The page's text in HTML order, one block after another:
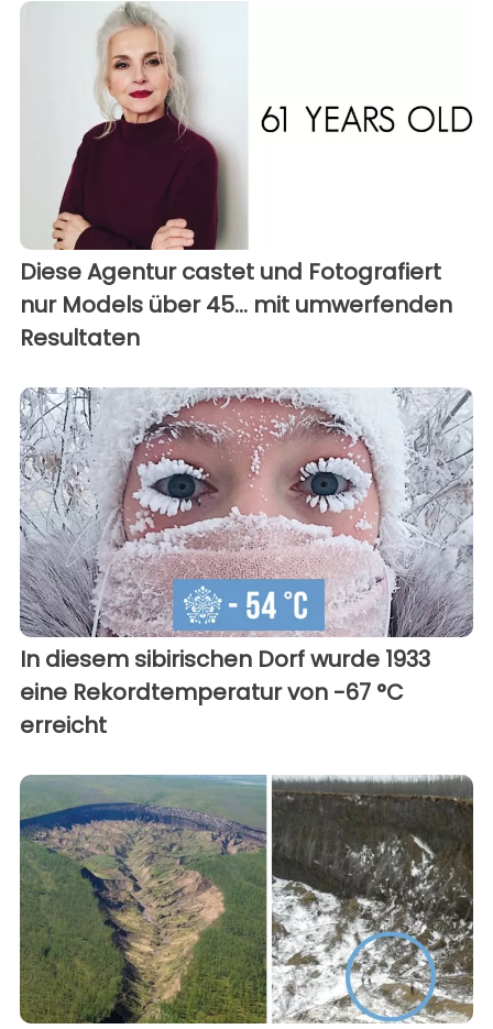
Diese Agentur castet und Fotografiert
nur Models über 45... mit umwerfenden
Resultaten
In diesem sibirischen Dorf wurde 1933
eine Rekordtemperatur von -67 °C
erreicht